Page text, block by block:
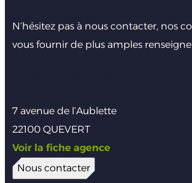
N’hésitez pas à nous contacter, nos
vous fournir de plus amples
7 avenue de l’Aublette
22100 QUEVERT
Voir la fiche agence
Nous contacter